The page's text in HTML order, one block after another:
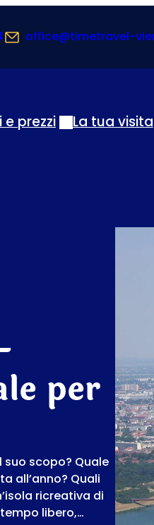
office@timetravel-
e prezzi La tua visita
per
suo scopo? Quale
all’anno? Quali
ricreativa di
libero,…